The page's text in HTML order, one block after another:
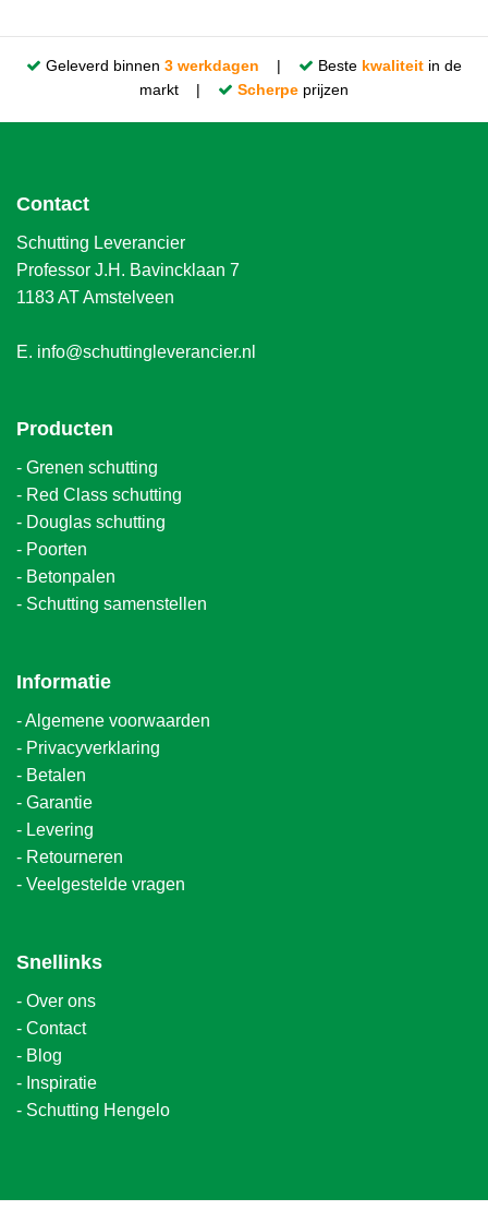
Geleverd binnen 3 werkdagen | Beste kwaliteit in de
markt |
Scherpe prijzen
Contact
Schutting Leverancier
Professor J.H. Bavincklaan 7
1183 AT Amstelveen
E. info@schuttingleverancier.nl
Producten
- Grenen schutting
- Red Class schutting
- Douglas schutting
- Poorten
- Betonpalen
- Schutting samenstellen
Informatie
-Algemene voorwaarden
- Privacyverklaring
- Betalen
- Garantie
- Levering
- Retourneren
- Veelgestelde vragen
Snellinks
- Over ons
- Contact
- Blog
- Inspiratie
- Schutting Hengelo